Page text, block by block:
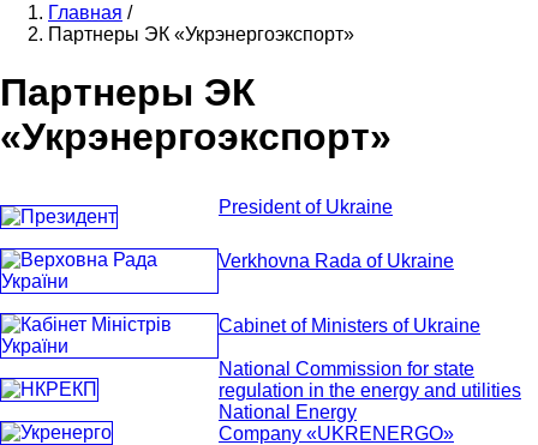
Главная /
Партнеры ЭК «Укрэнергоэкспорт»
Партнеры ЭК
«Укрэнергоэкспорт»
President of Ukraine
Verkhovna Rada of Ukraine
Cabinet of Ministers of Ukraine
National Commission for state
regulation in the energy and utilities
National Energy
Company «UKRENERGO»